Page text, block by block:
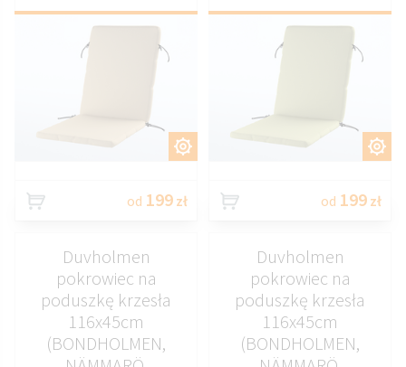
DOSTOSUJ
od 199 zł
DOSTOSUJ
od 199 zł
Duvholmen
pokrowiec na
poduszkę krzesła
116x45cm
(BONDHOLMEN,
Duvholmen
pokrowiec na
poduszkę krzesła
116x45cm
(BONDHOLMEN,